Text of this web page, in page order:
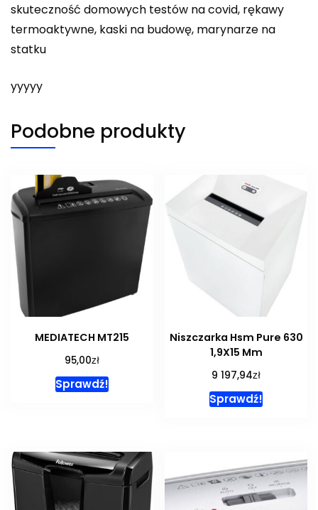
skuteczność domowych testów na covid, rękawy
termoaktywne, kaski na budowę, marynarze na
statku
yyyyy
Podobne produkty
MEDIATECH MT215
95,00zł
Sprawdź!
Niszczarka Hsm Pure 630
1,9X15 Mm
9 197,94zł
Sprawdź!